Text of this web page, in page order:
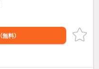
（無料）